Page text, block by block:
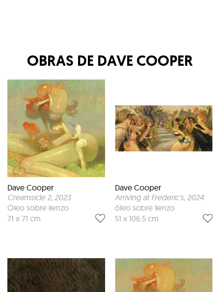
OBRAS DE DAVE COOPER
Dave Cooper
Creamsicle 2, 2023
Óleo sobre lienzo
71 x 71 cm
Dave Cooper
Arriving at Frederic's, 2024
óleo sobre lienzo
51 x 106.5 cm